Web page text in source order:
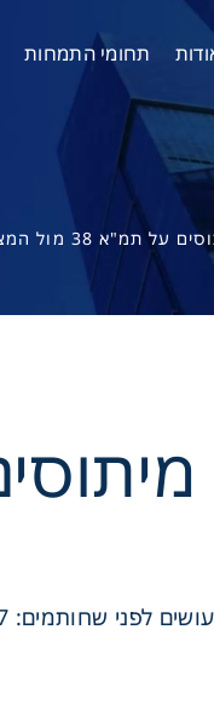
תחומי התמחות
על תמ"א 38 מול המציאות בשטח.